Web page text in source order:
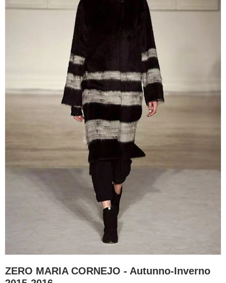
ZERO MARIA CORNEJO - Autunno-Inverno